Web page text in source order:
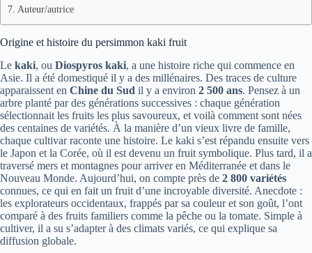
Auteur/autrice
Origine et histoire du persimmon kaki fruit
Le kaki, ou Diospyros kaki, a une histoire riche qui commence en
Asie. Il a été domestiqué il y a des millénaires. Des traces de culture
apparaissent en Chine du Sud il y a environ 2 500 ans. Pensez à un
arbre planté par des générations successives : chaque génération
sélectionnait les fruits les plus savoureux, et voilà comment sont nées
des centaines de variétés. À la manière d’un vieux livre de famille,
chaque cultivar raconte une histoire. Le kaki s’est répandu ensuite vers
le Japon et la Corée, où il est devenu un fruit symbolique. Plus tard, il a
traversé mers et montagnes pour arriver en Méditerranée et dans le
Nouveau Monde. Aujourd’hui, on compte près de 2 800 variétés
connues, ce qui en fait un fruit d’une incroyable diversité. Anecdote :
les explorateurs occidentaux, frappés par sa couleur et son goût, l’ont
comparé à des fruits familiers comme la pêche ou la tomate. Simple à
cultiver, il a su s’adapter à des climats variés, ce qui explique sa
diffusion globale.